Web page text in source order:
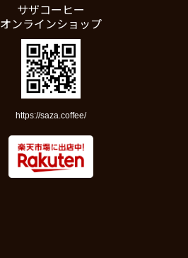
サザコーヒー
オンラインショップ
https://saza.coffee/